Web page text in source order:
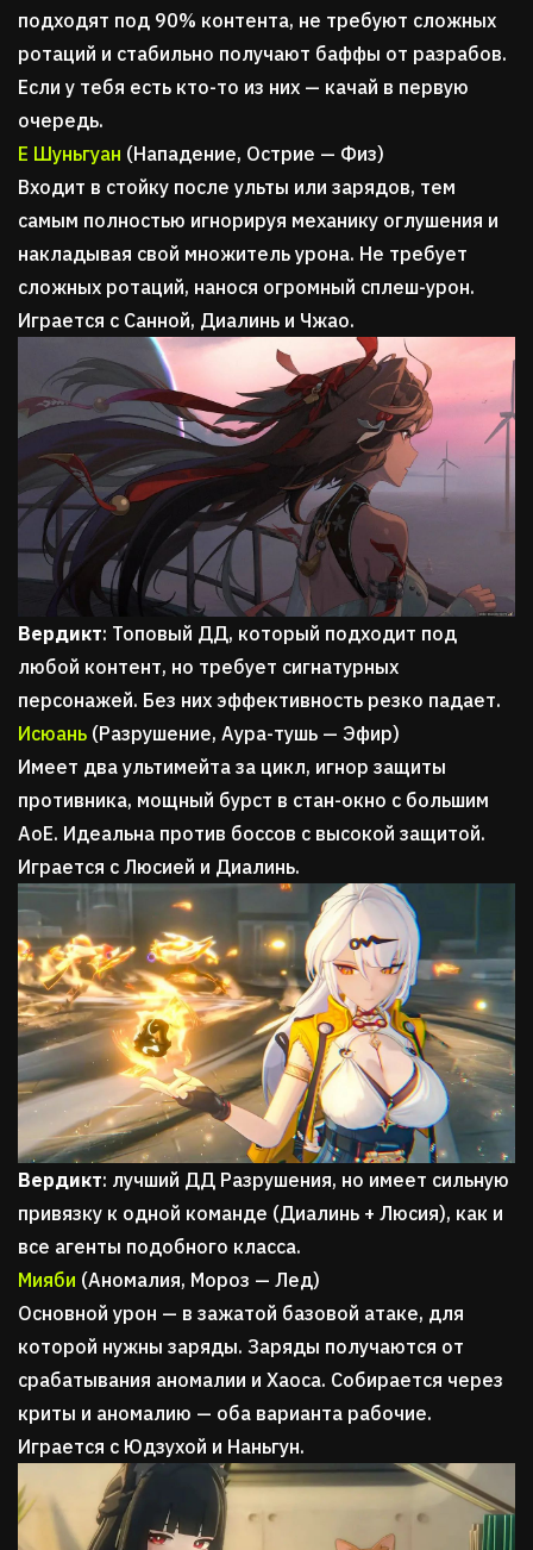
подходят под 90% контента, не требуют сложных
ротаций и стабильно получают баффы от разрабов.
Если у тебя есть кто-то из них — качай в первую
очередь.
Е Шуньгуан (Нападение, Острие — Физ)
Входит в стойку после ульты или зарядов, тем
самым полностью игнорируя механику оглушения и
накладывая свой множитель урона. Не требует
сложных ротаций, нанося огромный сплеш-урон.
Играется с Санной, Диалинь и Чжао.
Вердикт: Топовый ДД, который подходит под
любой контент, но требует сигнатурных
персонажей. Без них эффективность резко падает.
Исюань (Разрушение, Аура-тушь — Эфир)
Имеет два ультимейта за цикл, игнор защиты
противника, мощный бурст в стан-окно с большим
АоЕ. Идеальна против боссов с высокой защитой.
Играется с Люсией и Диалинь.
Вердикт: лучший ДД Разрушения, но имеет сильную
привязку к одной команде (Диалинь + Люсия), как и
все агенты подобного класса.
Мияби (Аномалия, Мороз — Лед)
Основной урон — в зажатой базовой атаке, для
которой нужны заряды. Заряды получаются от
срабатывания аномалии и Хаоса. Собирается через
криты и аномалию — оба варианта рабочие.
Играется с Юдзухой и Наньгун.